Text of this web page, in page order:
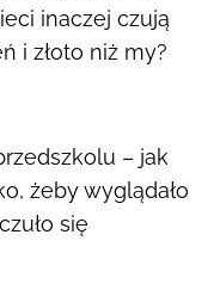
inaczej czują
i złoto niż my?
– jak
żeby wyglądało
się